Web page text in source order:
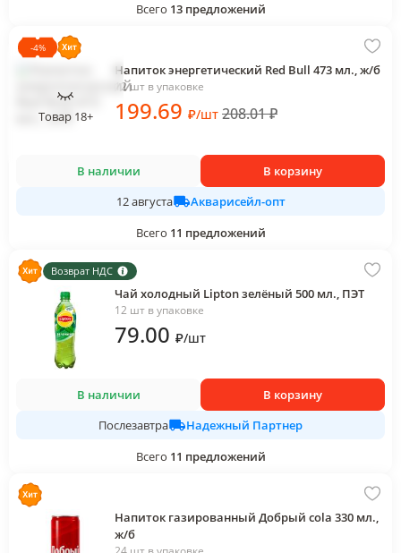
Всего 13 предложений
-4%
Товар 18+
Напиток энергетический Red Bull 473 мл., ж/б
12 шт в упаковке
199.69 ₽/шт 208.01₽
В наличии
В корзину
12 августа
Акварисейл-опт
Всего 11 предложений
Возврат НДС
Чай холодный Lipton зелёный 500 мл., ПЭТ
12 шт в упаковке
79.00 ₽/шт
В наличии
В корзину
Послезавтра
Надежный Партнер
Всего 11 предложений
Напиток газированный Добрый cola 330 мл.,
ж/б